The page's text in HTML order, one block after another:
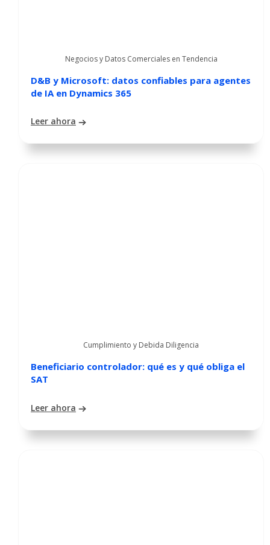
Negocios y Datos Comerciales en Tendencia
D&B y Microsoft: datos confiables para agentes
de IA en Dynamics 365
Leer ahora
Cumplimiento y Debida Diligencia
Beneficiario controlador: qué es y qué obliga el
SAT
Leer ahora